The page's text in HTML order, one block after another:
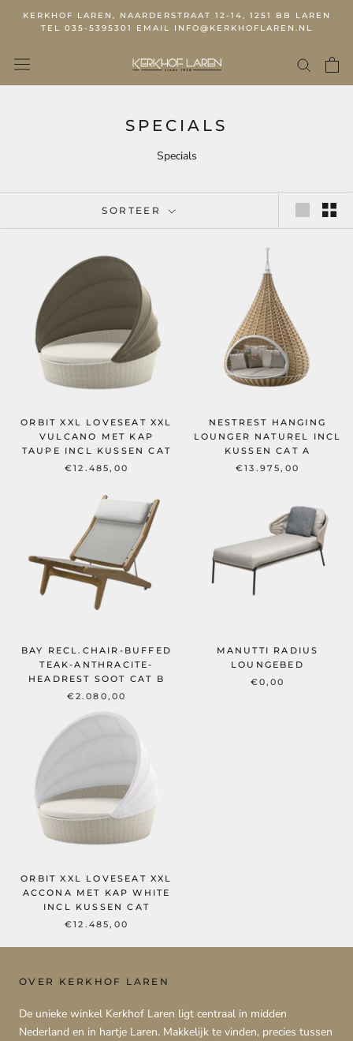
KERKHOF LAREN, NAARDERSTRAAT 12-14, 1251 BB LAREN
TEL 035-5395301 EMAIL INFO@KERKHOFLAREN.NL
SPECIALS
Specials
SORTEER
ORBIT XXL LOVESEAT XXL
VULCANO MET KAP
TAUPE INCL KUSSEN CAT
€12.485,00
NESTREST HANGING
LOUNGER NATUREL INCL
KUSSEN CAT A
€13.975,00
BAY RECL.CHAIR-BUFFED
TEAK-ANTHRACITE-
HEADREST SOOT CAT B
€2.080,00
MANUTTI RADIUS
LOUNGEBED
€0,00
ORBIT XXL LOVESEAT XXL
ACCONA MET KAP WHITE
INCL KUSSEN CAT
€12.485,00
OVER KERKHOF LAREN
De unieke winkel Kerkhof Laren ligt centraal in midden
Nederland en in hartje Laren. Makkelijk te vinden, precies tussen